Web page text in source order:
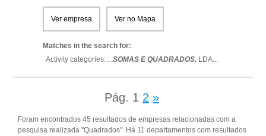
Ver empresa Ver no Mapa
Matches in the search for:
Activity categories: ...SOMAS E QUADRADOS, LDA...
Pág. 1 2 »
Foram encontrados 45 resultados de empresas relacionadas com a
pesquisa realizada "Quadrados". Há 11 departamentos com resultados